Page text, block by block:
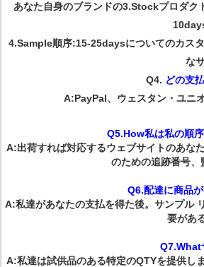
あなた自身のブランドの3.Stockプロダ
4.Sample順序:15-25daysについてのカス
な
Q4. どの支
A:PayPal、ウェスタン・ユニ
Q5.How私は私の順
A:出荷すれば対応するウェブサイトのあな
のための追跡番号
Q6.配達に商品
A:私達があなたの支払を得た後。サンプル
要があ
Q7.What
A:私達は試供品のある特定のQTYを提供し